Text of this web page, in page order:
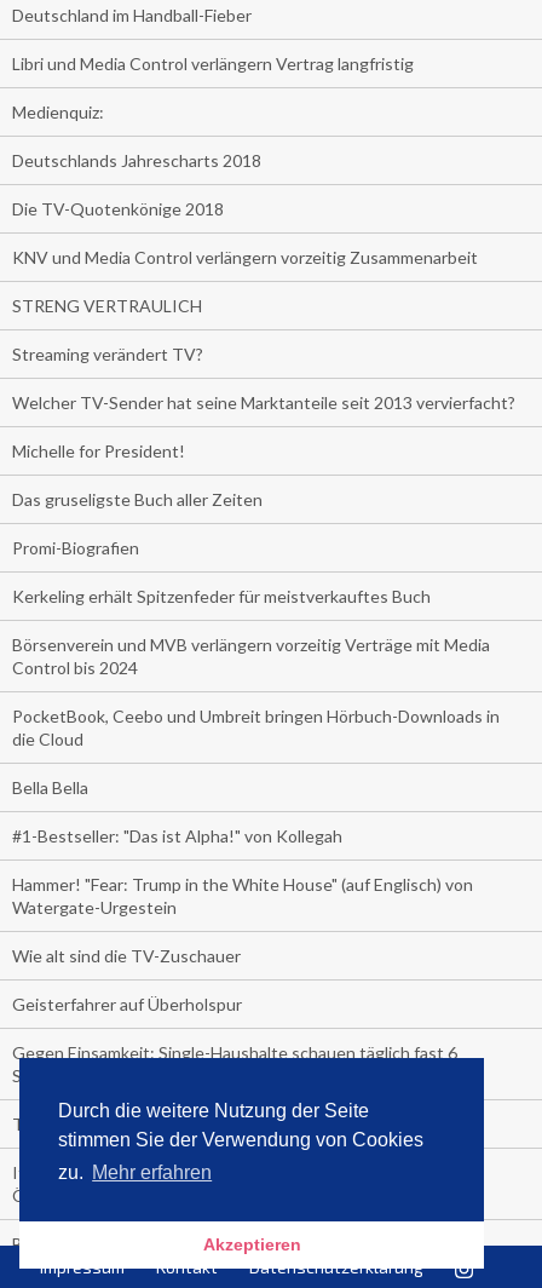
Durch die weitere Nutzung der Seite
stimmen Sie der Verwendung von Cookies
zu. Mehr erfahren
Akzeptieren
Deutschland im Handball-Fieber
Libri und Media Control verlängern Vertrag langfristig
Medienquiz:
Deutschlands Jahrescharts 2018
Die TV-Quotenkönige 2018
KNV und Media Control verlängern vorzeitig Zusammenarbeit
STRENG VERTRAULICH
Streaming verändert TV?
Welcher TV-Sender hat seine Marktanteile seit 2013 vervierfacht?
Michelle for President!
Das gruseligste Buch aller Zeiten
Promi-Biografien
Kerkeling erhält Spitzenfeder für meistverkauftes Buch
Börsenverein und MVB verlängern vorzeitig Verträge mit Media
Control bis 2024
PocketBook, Ceebo und Umbreit bringen Hörbuch-Downloads in
die Cloud
Bella Bella
#1-Bestseller: "Das ist Alpha!" von Kollegah
Hammer! "Fear: Trump in the White House" (auf Englisch) von
Watergate-Urgestein
Wie alt sind die TV-Zuschauer
Geisterfahrer auf Überholspur
Gegen Einsamkeit: Single-Haushalte schauen täglich fast 6
Stunden TV
TV-Quote:
Italienisches Kochbuch schießt auf Nummer 1 in Deutschland,
Österreich und Schweiz
Blick in die Garage der TV-Dauerglotzer
Impressum Kontakt Datenschutzerklärung